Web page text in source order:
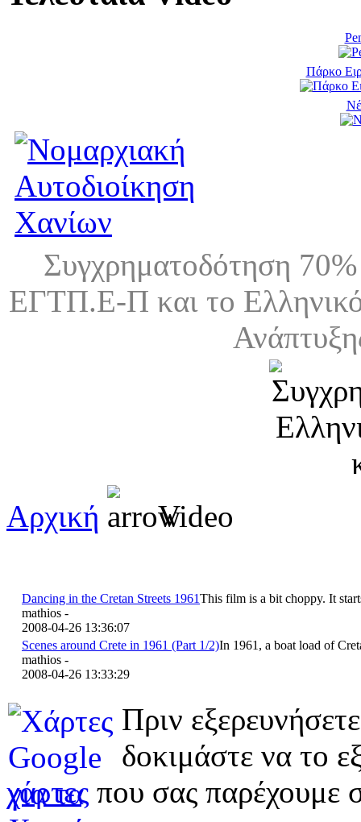
Πάρκο
Συγχρηματοδότηση
ΕΓΤΠ.Ε-Π και το
Αρχική Video
Dancing in the Cretan Streets 1961This film is a bit choppy. It
mathios -
2008-04-26 13:36:07
Scenes around Crete in 1961 (Part 1/2)In 1961, a boat load of
mathios -
2008-04-26 13:33:29
Πριν
δοκιμάστε να το
χάρτες που σας παρέχουμε